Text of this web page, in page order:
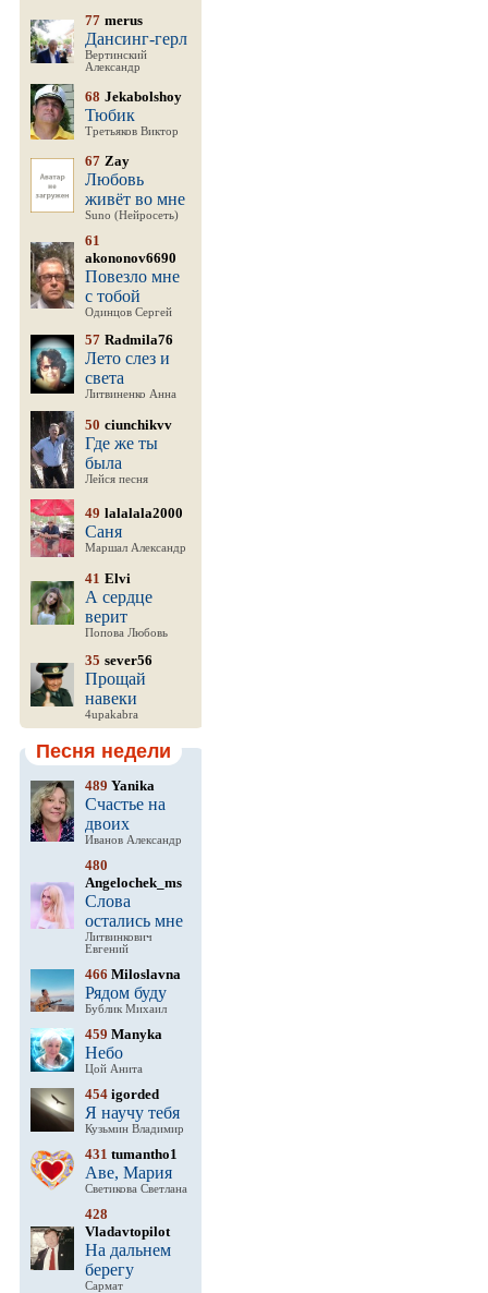
77 merus
Дансинг-герл
Вертинский
Александр
68 Jekabolshoy
Тюбик
Третьяков Виктор
67 Zay
Любовь
живёт во мне
Suno (Нейросеть)
61
akononov6690
Повезло мне
с тобой
Одинцов Сергей
57 Radmila76
Лето слез и
света
Литвиненко Анна
50 ciunchikvv
Где же ты
была
Лейся песня
49 lalalala2000
Саня
Маршал Александр
41 Elvi
А сердце
верит
Попова Любовь
35 sever56
Прощай
навеки
4upakabra
Песня недели
489 Yanika
Счастье на
двоих
Иванов Александр
480
Angelochek_ms
Слова
остались мне
Литвинкович
Евгений
466 Miloslavna
Рядом буду
Бублик Михаил
459 Manyka
Небо
Цой Анита
454 igorded
Я научу тебя
Кузьмин Владимир
431 tumantho1
Аве, Мария
Светикова Светлана
428
Vladavtopilot
На дальнем
берегу
Сармат